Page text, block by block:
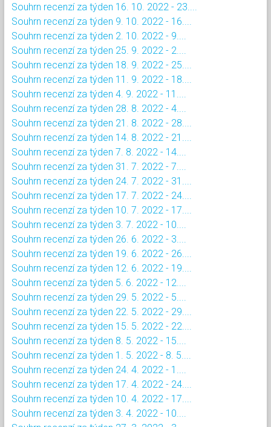
Souhrn recenzí za týden 16. 10. 2022 - 23....
Souhrn recenzí za týden 9. 10. 2022 - 16....
Souhrn recenzí za týden 2. 10. 2022 - 9....
Souhrn recenzí za týden 25. 9. 2022 - 2....
Souhrn recenzí za týden 18. 9. 2022 - 25....
Souhrn recenzí za týden 11. 9. 2022 - 18....
Souhrn recenzí za týden 4. 9. 2022 - 11....
Souhrn recenzí za týden 28. 8. 2022 - 4....
Souhrn recenzí za týden 21. 8. 2022 - 28....
Souhrn recenzí za týden 14. 8. 2022 - 21....
Souhrn recenzí za týden 7. 8. 2022 - 14....
Souhrn recenzí za týden 31. 7. 2022 - 7....
Souhrn recenzí za týden 24. 7. 2022 - 31....
Souhrn recenzí za týden 17. 7. 2022 - 24....
Souhrn recenzí za týden 10. 7. 2022 - 17....
Souhrn recenzí za týden 3. 7. 2022 - 10....
Souhrn recenzí za týden 26. 6. 2022 - 3....
Souhrn recenzí za týden 19. 6. 2022 - 26....
Souhrn recenzí za týden 12. 6. 2022 - 19....
Souhrn recenzí za týden 5. 6. 2022 - 12....
Souhrn recenzí za týden 29. 5. 2022 - 5....
Souhrn recenzí za týden 22. 5. 2022 - 29....
Souhrn recenzí za týden 15. 5. 2022 - 22....
Souhrn recenzí za týden 8. 5. 2022 - 15....
Souhrn recenzí za týden 1. 5. 2022 - 8. 5....
Souhrn recenzí za týden 24. 4. 2022 - 1....
Souhrn recenzí za týden 17. 4. 2022 - 24....
Souhrn recenzí za týden 10. 4. 2022 - 17....
Souhrn recenzí za týden 3. 4. 2022 - 10....